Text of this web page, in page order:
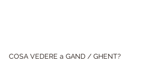
COSA VEDERE a GAND / GHENT?